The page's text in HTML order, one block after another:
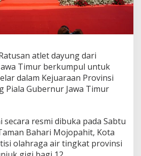
a
b
r
n
u
r
J
a
m
2
0
2
atlet dayung dari
Timur berkumpul untuk
dalam Kejuaraan Provinsi
Piala Gubernur Jawa Timur
secara resmi dibuka pada Sabtu
Bahari Mojopahit, Kota
olahraga air tingkat provinsi